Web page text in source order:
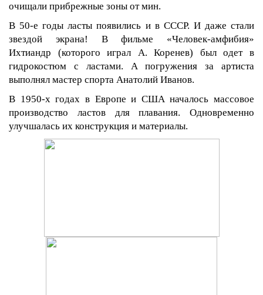
очищали прибрежные зоны от мин.
В 50-е годы ласты появились и в СССР. И даже стали
звездой экрана! В фильме «Человек-амфибия»
Ихтиандр (которого играл А. Коренев) был одет в
гидрокостюм с ластами. А погружения за артиста
выполнял мастер спорта Анатолий Иванов.
В 1950-х годах в Европе и США началось массовое
производство ластов для плавания. Одновременно
улучшалась их конструкция и материалы.